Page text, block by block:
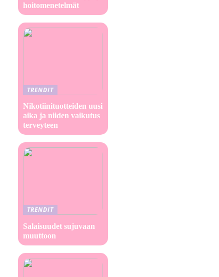
hoitomenetelmät
TRENDIT
Nikotiinituotteiden uusi
aika ja niiden vaikutus
terveyteen
TRENDIT
Salaisuudet sujuvaan
muuttoon